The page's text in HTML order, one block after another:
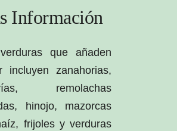
Información
que añaden
incluyen zanahorias,
remolachas
hinojo, mazorcas
frijoles y verduras